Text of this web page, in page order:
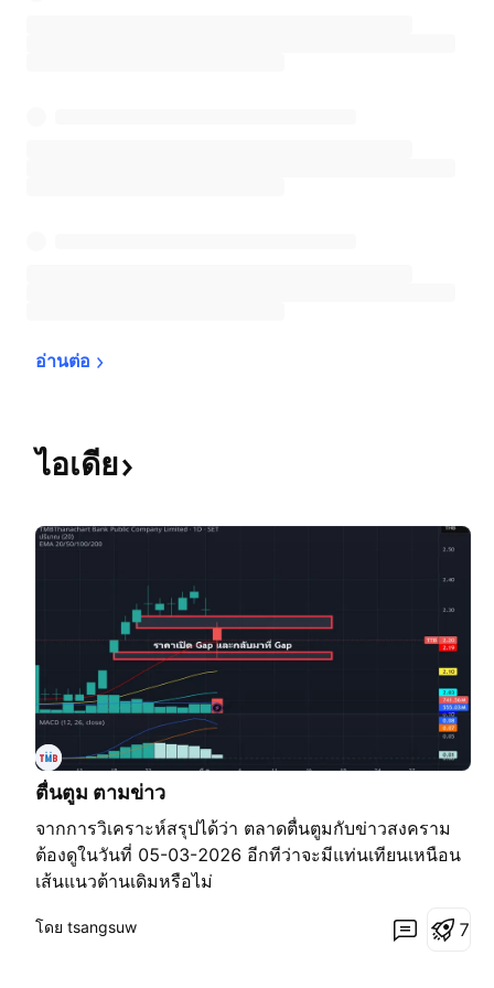
อ่านต่อ
ไอเดีย
ตื่นตูม ตามข่าว
จากการวิเคราะห์สรุปได้ว่า ตลาดตื่นตูมกับข่าวสงคราม
ต้องดูในวันที่ 05-03-2026 อีกทีว่าจะมีแท่นเทียนเหนือน
เส้นแนวต้านเดิมหรือไม่
โดย tsangsuw 7